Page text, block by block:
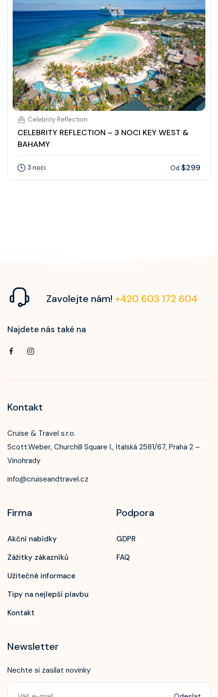
Celebrity Reflection
CELEBRITY REFLECTION – 3 NOCI KEY WEST &
BAHAMY
3 noci Od $299
Zavolejte nám! +420 603 172 604
Najdete nás také na
Kontakt
Cruise & Travel s.r.o.
Scott.Weber, Churchill Square I., Italská 2581/67, Praha 2 –
Vinohrady
info@cruiseandtravel.cz
Firma
Akční nabídky
Zážitky zákazníků
Užitečné informace
Tipy na nejlepší plavbu
Kontakt
Podpora
GDPR
FAQ
Newsletter
Nechte si zasílat novinky